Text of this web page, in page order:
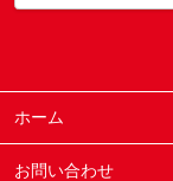
ホーム
お問い合わせ